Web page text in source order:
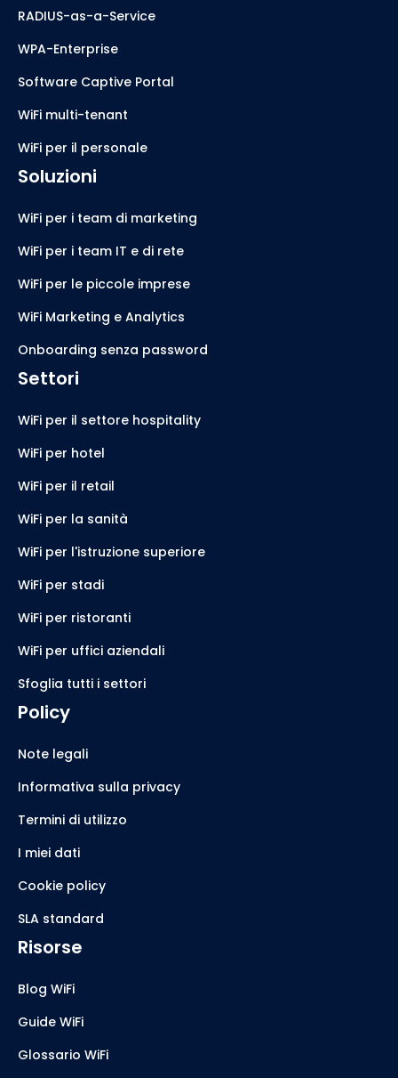
RADIUS-as-a-Service
WPA-Enterprise
Software Captive Portal
WiFi multi-tenant
WiFi per il personale
Soluzioni
WiFi per i team di marketing
WiFi per i team IT e di rete
WiFi per le piccole imprese
WiFi Marketing e Analytics
Onboarding senza password
Settori
WiFi per il settore hospitality
WiFi per hotel
WiFi per il retail
WiFi per la sanità
WiFi per l'istruzione superiore
WiFi per stadi
WiFi per ristoranti
WiFi per uffici aziendali
Sfoglia tutti i settori
Policy
Note legali
Informativa sulla privacy
Termini di utilizzo
I miei dati
Cookie policy
SLA standard
Risorse
Blog WiFi
Guide WiFi
Glossario WiFi